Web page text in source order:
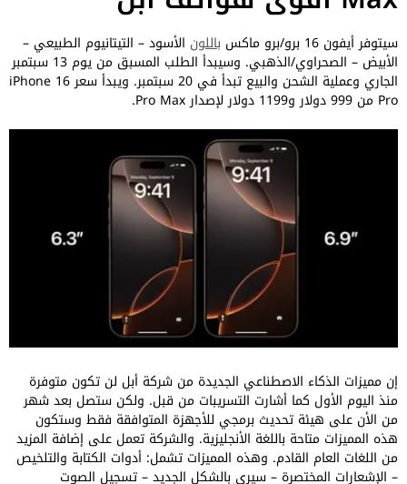
سيتوفر أيفون 16 برو/برو ماكس باللون الأسود – التيتانيوم الطبيعي –
الأبيض – الصحراوي/الذهبي. وسيبدأ الطلب المسبق من يوم 13 سبتمبر
الجاري وعملية الشحن والبيع تبدأ في 20 سبتمبر. ويبدأ سعر iPhone 16
Pro من 999 دولار و1199 دولار لإصدار Pro Max.
إن مميزات الذكاء الاصطناعي الجديدة من شركة أبل لن تكون متوفرة
منذ اليوم الأول كما أشارت التسريبات من قبل. ولكن ستصل بعد شهر
من الأن على هيئة تحديث برمجي للأجهزة المتوافقة فقط وستكون
هذه المميزات متاحة باللغة الأنجليزية. والشركة تعمل على إضافة المزيد
من اللغات العام القادم. وهذه المميزات تشمل: أدوات الكتابة والتلخيص
– الإشعارات المختصرة – سيري بالشكل الجديد – تسجيل الصوت